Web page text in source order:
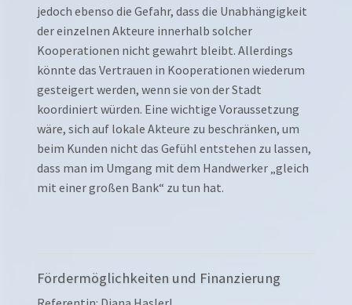
jedoch ebenso die Gefahr, dass die Unabhängigkeit
der einzelnen Akteure innerhalb solcher
Kooperationen nicht gewahrt bleibt. Allerdings
könnte das Vertrauen in Kooperationen wiederum
gesteigert werden, wenn sie von der Stadt
koordiniert würden. Eine wichtige Voraussetzung
wäre, sich auf lokale Akteure zu beschränken, um
beim Kunden nicht das Gefühl entstehen zu lassen,
dass man im Umgang mit dem Handwerker „gleich
mit einer großen Bank“ zu tun hat.
Fördermöglichkeiten und Finanzierung